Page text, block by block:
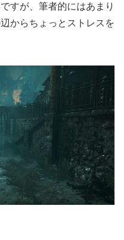
すが、筆者的にはあまり
からちょっとストレスを